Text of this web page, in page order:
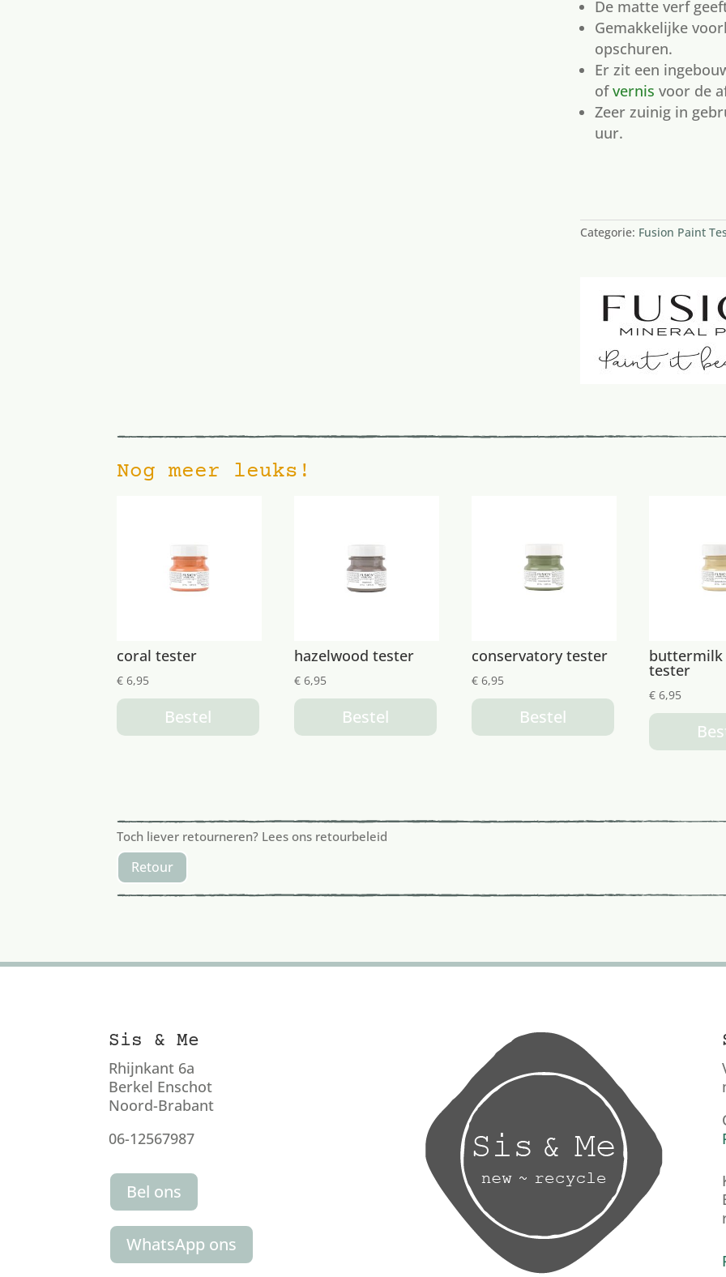
De matte verf
Gemakkelijke
opschuren.
Er zit een
ofvernis voor de
Zeer zuinig in
uur.
Categorie: Fusion Paint
Nog meer leuks!
coral tester
€ 6,95
Bestel
hazelwood tester
€ 6,95
Bestel
conservatory tester
€ 6,95
Bestel
buttermilk
tester
€ 6,95
Toch liever retourneren? Lees ons retourbeleid
Retour
Sis & Me
Rhijnkant 6a
Berkel Enschot
Noord-Brabant
06-12567987
Bel ons
WhatsApp ons